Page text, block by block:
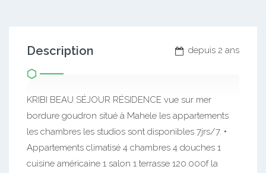
depuis 2 ans
Description
KRIBI BEAU SÉJOUR RÉSIDENCE vue sur mer
bordure goudron situé à Mahele les appartements
les chambres les studios sont disponibles 7jrs/7. •
Appartements climatisé 4 chambres 4 douches 1
cuisine américaine 1 salon 1 terrasse 120.000f la